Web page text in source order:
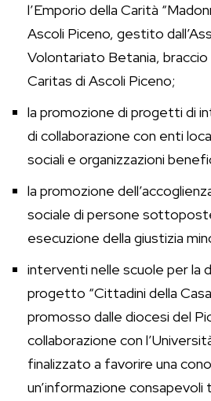
l’Emporio della Carità
Ascoli Piceno, gestito
Volontariato Betania,
Caritas di Ascoli Piceno;
la promozione di progetti di
di collaborazione con enti
sociali e organizzazioni
la promozione
sociale di persone
esecuzione della giustizia
interventi nelle scuole per la
progetto “Cittadini della
promosso dalle diocesi del
collaborazione con
finalizzato a favorire una
un’informazione consapevoli